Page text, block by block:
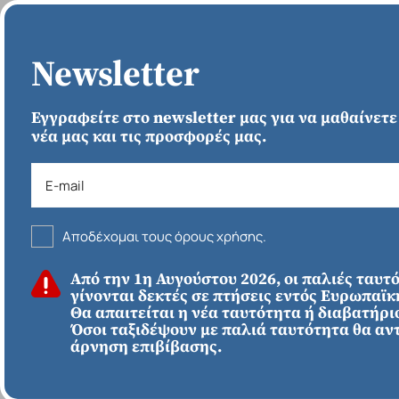
Newsletter
Εγγραφείτε στο newsletter μας για να
νέα μας και τις προσφορές μας.
Αποδέχομαι τους όρους χρήσης.
Από την 1η Αυγούστου 2026, οι παλιές
γίνονται δεκτές σε πτήσεις εντός
Θα απαιτείται η νέα ταυτότητα ή
Όσοι ταξιδέψουν με παλιά ταυτότητα θα
άρνηση επιβίβασης.
Απευθείας απο
Ηράκλειο
Εκτός Ευρώπης
ΕΥΡΩΠΗ
Μαγευτικό Μεξικό